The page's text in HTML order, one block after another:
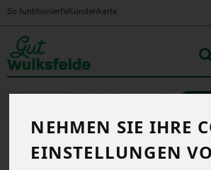
NEHMEN SIE IHRE
EINSTELLUNGEN
So funktioniert’s Kundenkarte
TOMATEN